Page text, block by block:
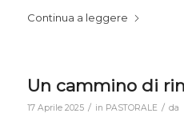
Continua a leggere
Un cammino di
17 Aprile 2025 / in PASTORALE / da